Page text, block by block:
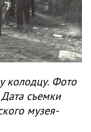
колодцу. Фото
съемки
музея-